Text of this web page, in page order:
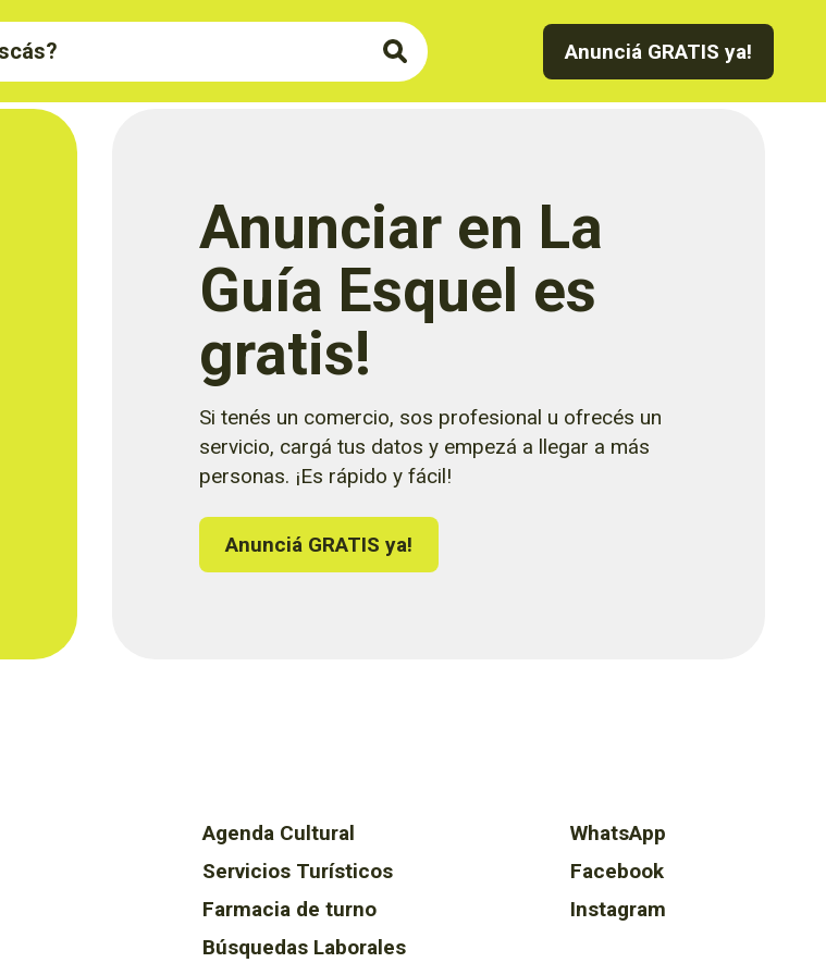
Anunciá GRATIS ya!
Anunciar en La
Guía Esquel es
gratis!
Si tenés un comercio, sos profesional u ofrecés un
servicio, cargá tus datos y empezá a llegar a más
personas. ¡Es rápido y fácil!
Anunciá GRATIS ya!
Agenda Cultural
Servicios Turísticos
Farmacia de turno
Búsquedas Laborales
WhatsApp
Facebook
Instagram